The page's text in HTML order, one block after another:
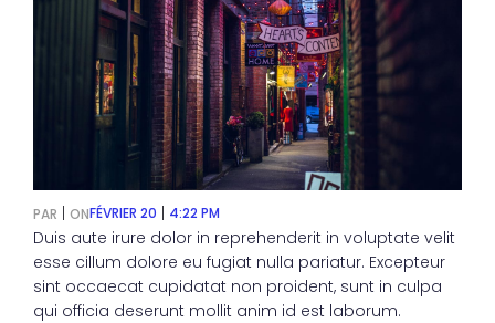
PAR ONFÉVRIER 20 4:22 PM
Duis aute irure dolor in reprehenderit in voluptate velit
esse cillum dolore eu fugiat nulla pariatur. Excepteur
sint occaecat cupidatat non proident, sunt in culpa
qui officia deserunt mollit anim id est laborum.